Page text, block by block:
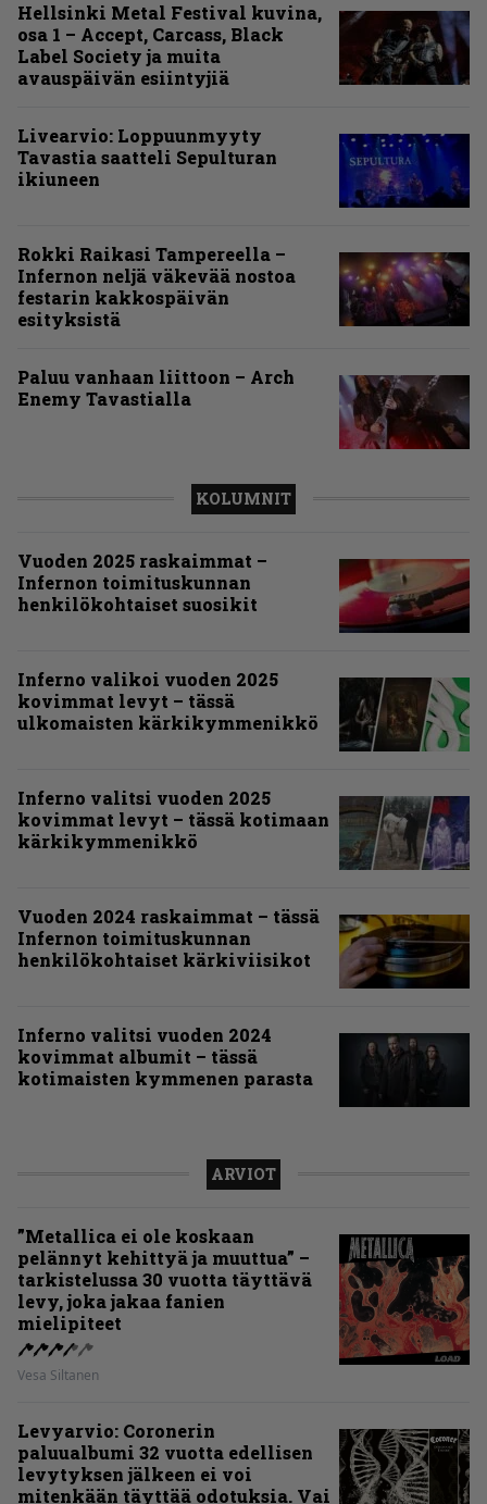
Hellsinki Metal Festival kuvina,
osa 1 – Accept, Carcass, Black
Label Society ja muita
avauspäivän esiintyjiä
Livearvio: Loppuunmyyty
Tavastia saatteli Sepulturan
ikiuneen
Rokki Raikasi Tampereella –
Infernon neljä väkevää nostoa
festarin kakkospäivän
esityksistä
Paluu vanhaan liittoon – Arch
Enemy Tavastialla
KOLUMNIT
Vuoden 2025 raskaimmat –
Infernon toimituskunnan
henkilökohtaiset suosikit
Inferno valikoi vuoden 2025
kovimmat levyt – tässä
ulkomaisten kärkikymmenikkö
Inferno valitsi vuoden 2025
kovimmat levyt – tässä kotimaan
kärkikymmenikkö
Vuoden 2024 raskaimmat – tässä
Infernon toimituskunnan
henkilökohtaiset kärkiviisikot
Inferno valitsi vuoden 2024
kovimmat albumit – tässä
kotimaisten kymmenen parasta
ARVIOT
”Metallica ei ole koskaan
pelännyt kehittyä ja muuttua” –
tarkistelussa 30 vuotta täyttävä
levy, joka jakaa fanien
mielipiteet
Vesa Siltanen
Levyarvio: Coronerin
paluualbumi 32 vuotta edellisen
levytyksen jälkeen ei voi
mitenkään täyttää odotuksia. Vai